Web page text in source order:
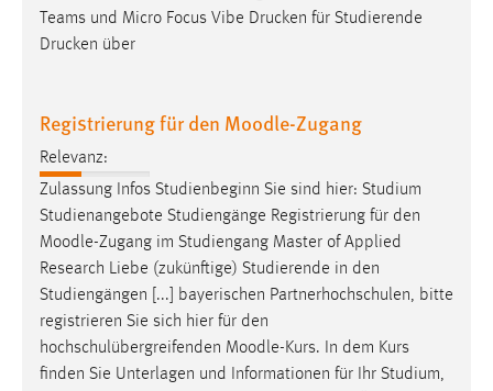
Teams und Micro Focus Vibe Drucken für Studierende
Drucken über
Registrierung für den Moodle-Zugang
Relevanz:
Zulassung Infos Studienbeginn Sie sind hier: Studium
Studienangebote Studiengänge Registrierung für den
Moodle-Zugang im Studiengang Master of Applied
Research Liebe (zukünftige) Studierende in den
Studiengängen [...] bayerischen Partnerhochschulen, bitte
registrieren Sie sich hier für den
hochschulübergreifenden Moodle-Kurs. In dem Kurs
finden Sie Unterlagen und Informationen für Ihr Studium,
Sprachpräferenz
Zweck:
Das Cookie speichert die gewählte Sprache der Website.
Cookie Laufzeit:
30 Tage
Chat
Name:
MibewSessionID, MIBEW_UserID, mibew_locale, mibew-
chat-frame-style-5e9dbeb1811c0446